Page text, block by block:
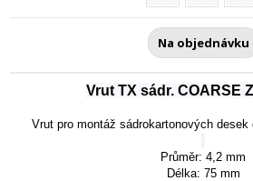
Na objednávku
Vrut TX sádr. COARSE
Vrut pro montáž sádrokartonových desek
Průměr: 4,2 mm
Délka: 75 mm